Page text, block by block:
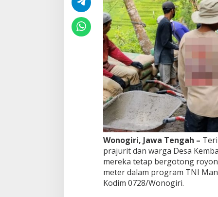
K
e
b
a
l
T
a
r
g
e
k
a
n
J
a
l
a
n
R
a
Wonogiri, Jawa Tengah –
prajurit dan warga Desa
mereka tetap bergotong
meter dalam program TNI
Kodim 0728/Wonogiri.